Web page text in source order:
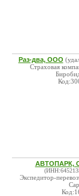
Раз-два, ООО
Страховая
АВТОПАРК,
Экспедитор-